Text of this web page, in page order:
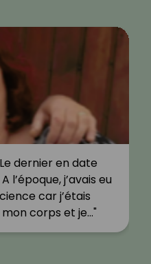
dernier en date
l’époque, j’avais eu
car j’étais
corps et je…"